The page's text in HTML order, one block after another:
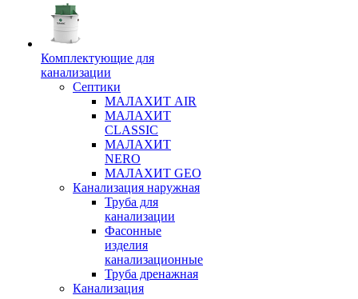
Комплектующие для
канализации
Септики
МАЛАХИТ AIR
МАЛАХИТ
CLASSIC
МАЛАХИТ
NERO
МАЛАХИТ GEO
Канализация наружная
Труба для
канализации
Фасонные
изделия
канализационные
Труба дренажная
Канализация